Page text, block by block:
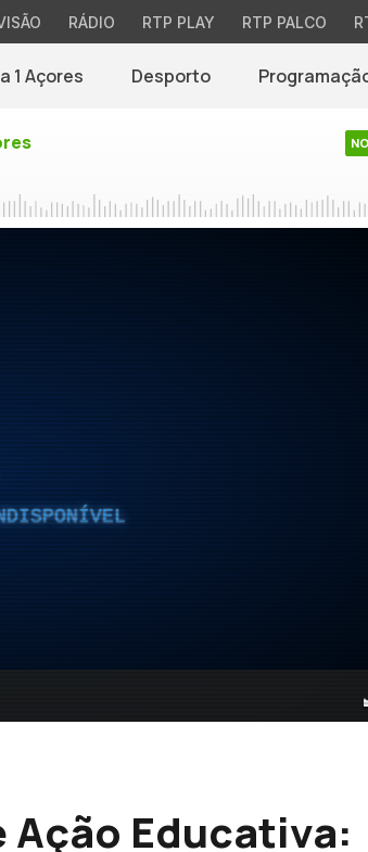
RÁDIO RTP PLAY RTP PALCO
1 Açores Desporto
Educativa: